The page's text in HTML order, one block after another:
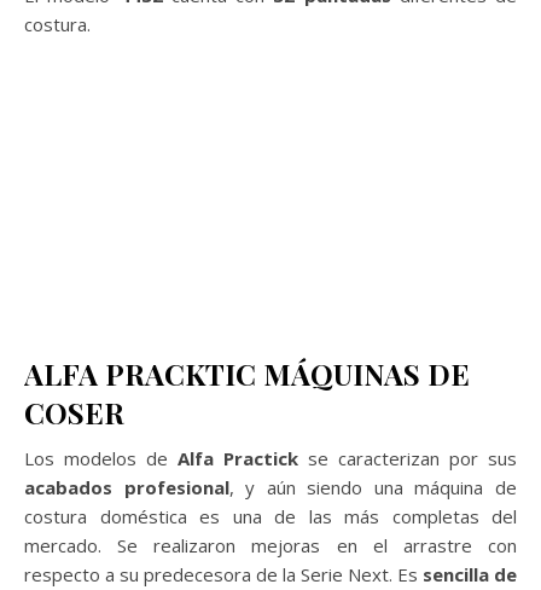
costura.
ALFA PRACKTIC MÁQUINAS DE
COSER
Los modelos de Alfa Practick se caracterizan por sus
acabados profesional, y aún siendo una máquina de
costura doméstica es una de las más completas del
mercado. Se realizaron mejoras en el arrastre con
respecto a su predecesora de la Serie Next. Es sencilla de